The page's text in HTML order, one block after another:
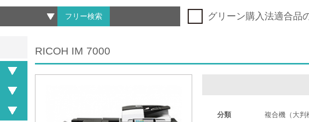
フリー検索 グリーン購入法適合品
RICOH IM 7000
分類
複合機（大判